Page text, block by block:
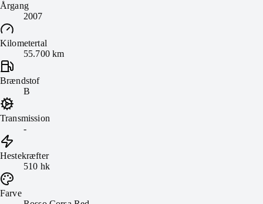
Årgang
2007
Kilometertal
55.700 km
Brændstof
B
Transmission
-
Hestekræfter
510 hk
Farve